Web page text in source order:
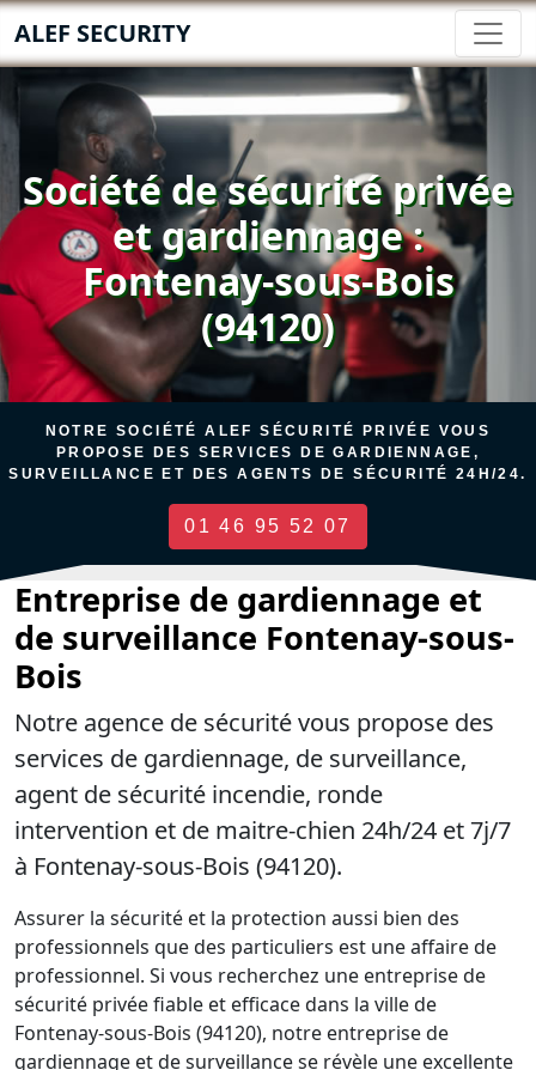
ALEF SECURITY
Société de sécurité privée
et gardiennage :
Fontenay-sous-Bois
(94120)
NOTRE SOCIÉTÉ ALEF SÉCURITÉ PRIVÉE VOUS
PROPOSE DES SERVICES DE GARDIENNAGE,
SURVEILLANCE ET DES AGENTS DE SÉCURITÉ 24H/24.
01 46 95 52 07
Entreprise de gardiennage et
de surveillance Fontenay-sous-
Bois
Notre agence de sécurité vous propose des
services de gardiennage, de surveillance,
agent de sécurité incendie, ronde
intervention et de maitre-chien 24h/24 et 7j/7
à Fontenay-sous-Bois (94120).
Assurer la sécurité et la protection aussi bien des
professionnels que des particuliers est une affaire de
professionnel. Si vous recherchez une entreprise de
sécurité privée fiable et efficace dans la ville de
Fontenay-sous-Bois (94120), notre entreprise de
gardiennage et de surveillance se révèle une excellente